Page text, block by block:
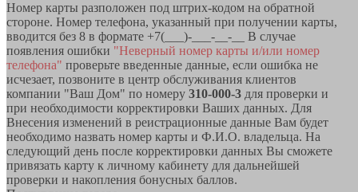
Номер карты разположен под штрих-кодом на обратной
стороне. Номер телефона, указанный при получении карты,
вводится без 8 в формате +7(___)-___-__-__ В случае
появления ошибки "Неверный номер карты и/или номер
телефона" проверьте введенные данные, если ошибка не
исчезает, позвоните в центр обслуживания клиентов
компании "Ваш Дом" по номеру 310-000-3 для проверки и
при необходимости корректировки Ваших данных. Для
Внесения изменений в реистрационные данные Вам будет
необходимо назвать номер карты и Ф.И.О. владельца. На
следующий день после корректировки данных Вы сможете
привязать карту к личному кабинету для дальнейшей
проверки и накопления бонусных баллов.